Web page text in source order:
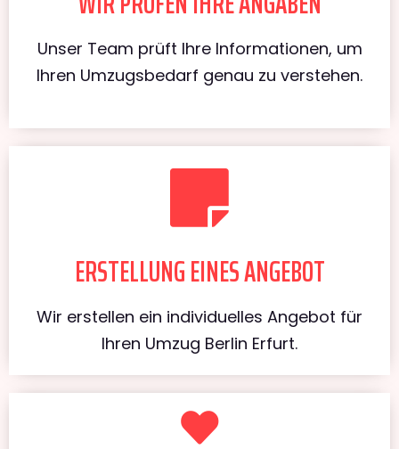
Unser Team prüft Ihre Informationen, um
Ihren Umzugsbedarf genau zu verstehen.
ERSTELLUNG EINES ANGEBOT
Wir erstellen ein individuelles Angebot für
Ihren Umzug Berlin Erfurt.